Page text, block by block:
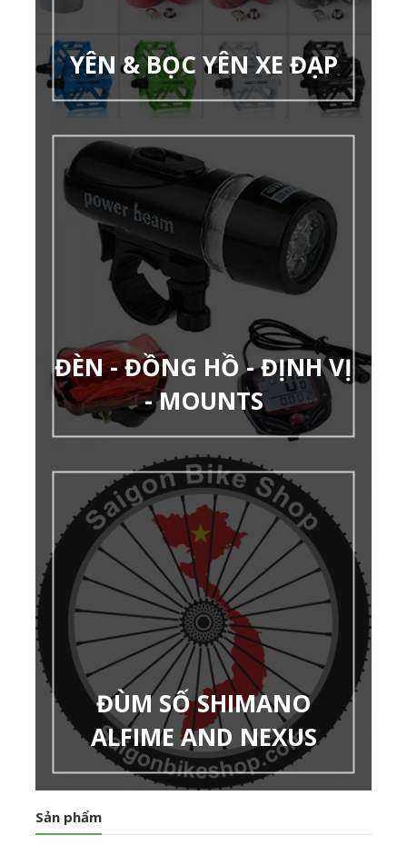
YÊN & BỌC YÊN XE ĐẠP
ĐÈN - ĐỒNG HỒ - ĐỊNH VỊ
- MOUNTS
ĐÙM SỐ SHIMANO
ALFIME AND NEXUS
Sản phẩm